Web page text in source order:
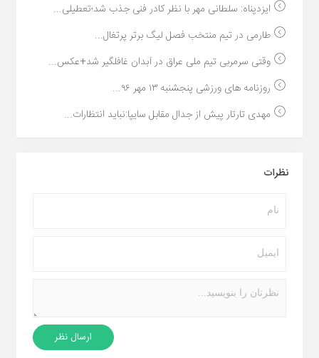
ایزدپناه: سلطانی مهر با نظر کادر فنی جذب شد؛تعطیلی...
طارمی در تیم منتخب فصل لیگ برتر پرتغال...
وقتی سرمربی تیم ملی عراق در آبدان غافلگیر شد+عکس...
روزنامه های ورزشی پنجشنبه ۱۳ مهر ۹۶...
مهدی تارتار پیش از جدال مقابل سایپا:نباید انتظارات...
نظرات